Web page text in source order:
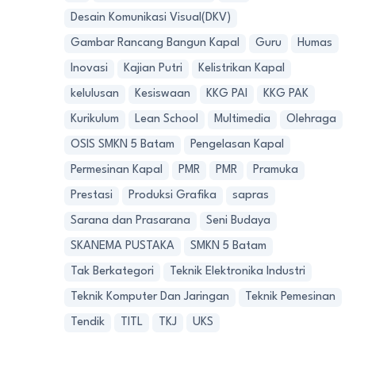
Desain Komunikasi Visual(DKV)
Gambar Rancang Bangun Kapal Guru Humas
Inovasi Kajian Putri Kelistrikan Kapal
kelulusan Kesiswaan KKG PAI KKG PAK
Kurikulum Lean School Multimedia Olehraga
OSIS SMKN 5 Batam Pengelasan Kapal
Permesinan Kapal PMR PMR Pramuka
Prestasi Produksi Grafika sapras
Sarana dan Prasarana Seni Budaya
SKANEMA PUSTAKA SMKN 5 Batam
Tak Berkategori Teknik Elektronika Industri
Teknik Komputer Dan Jaringan Teknik Pemesinan
Tendik TITL TKJ UKS